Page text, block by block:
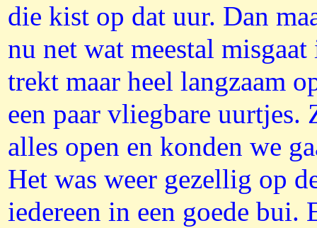
die kist op dat uur. Dan
nu net wat meestal
trekt maar heel langzaam
een paar vliegbare
alles open en konden we
Het was weer gezellig op
iedereen in een goede bui.